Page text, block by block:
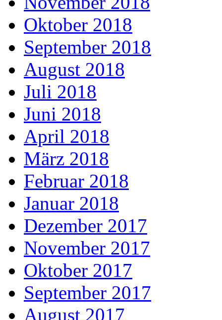
Oktober 2018
September 2018
August 2018
Juli 2018
Juni 2018
April 2018
März 2018
Februar 2018
Januar 2018
Dezember 2017
November 2017
Oktober 2017
September 2017
August 2017